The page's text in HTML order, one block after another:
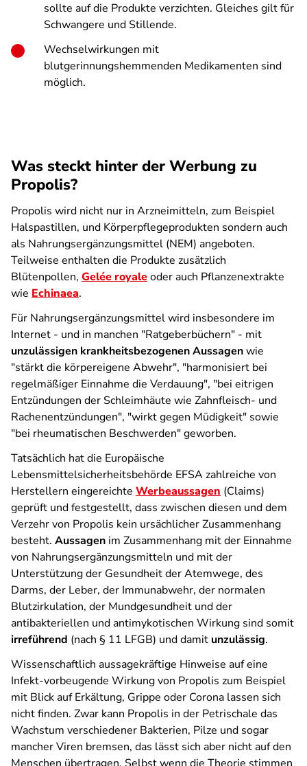
sollte auf die Produkte verzichten. Gleiches gilt für
Schwangere und Stillende.
Wechselwirkungen mit
blutgerinnungshemmenden Medikamenten sind
möglich.
Was steckt hinter der Werbung zu
Propolis?
Propolis wird nicht nur in Arzneimitteln, zum Beispiel
Halspastillen, und Körperpflegeprodukten sondern auch
als Nahrungsergänzungsmittel (NEM) angeboten.
Teilweise enthalten die Produkte zusätzlich
Blütenpollen, Gelée royaleoder auch Pflanzenextrakte
wie Echinaea.
Für Nahrungsergänzungsmittel wird insbesondere im
Internet - und in manchen "Ratgeberbüchern" - mit
unzulässigen krankheitsbezogenen Aussagenwie
"stärkt die körpereigene Abwehr", "harmonisiert bei
regelmäßiger Einnahme die Verdauung", "bei eitrigen
Entzündungen der Schleimhäute wie Zahnfleisch- und
Rachenentzündungen", "wirkt gegen Müdigkeit" sowie
"bei rheumatischen Beschwerden" geworben.
Tatsächlich hat die Europäische
Lebensmittelsicherheitsbehörde EFSA zahlreiche von
Herstellern eingereichte Werbeaussagen (Claims)
geprüft und festgestellt, dass zwischen diesen und dem
Verzehr von Propolis kein ursächlicher Zusammenhang
besteht. Aussagen im Zusammenhang mit der Einnahme
von Nahrungsergänzungsmitteln und mit der
Unterstützung der Gesundheit der Atemwege, des
Darms, der Leber, der Immunabwehr, der normalen
Blutzirkulation, der Mundgesundheit und der
antibakteriellen und antimykotischen Wirkung sind somit
irreführend (nach § 11 LFGB) und damit unzulässig.
Wissenschaftlich aussagekräftige Hinweise auf eine
Infekt-vorbeugende Wirkung von Propolis zum Beispiel
mit Blick auf Erkältung, Grippe oder Corona lassen sich
nicht finden. Zwar kann Propolis in der Petrischale das
Wachstum verschiedener Bakterien, Pilze und sogar
mancher Viren bremsen, das lässt sich aber nicht auf den